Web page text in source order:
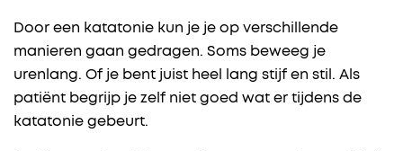
Door een katatonie kun je je op verschillende
manieren gaan gedragen. Soms beweeg je
urenlang. Of je bent juist heel lang stijf en stil. Als
patiënt begrijp je zelf niet goed wat er tijdens de
katatonie gebeurt.